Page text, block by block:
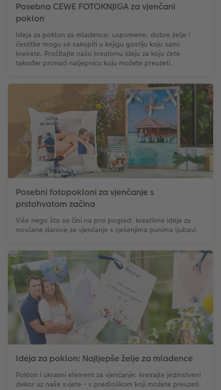
Posebna CEWE FOTOKNJIGA za vjenčani
poklon
Ideja za poklon za mladence: uspomene, dobre želje i
čestitke mogu se sakupiti u knjigu gostiju koju sami
kreirate. Pročitajte našu kreativnu ideju za koju ćete
također pronaći naljepnicu koju možete preuzeti.
Posebni fotopokloni za vjenčanje s
prstohvatom začina
Više nego što se čini na prvi pogled: kreativne ideje za
novčane darove za vjenčanje s rješenjima punima ljubavi
Ideja za poklon: Najljepše želje za mladence
Poklon i ukrasni element za vjenčanje: kreirajte jedinstveni
dekor uz naše svjete - s predloškom koji možete preuzeti.